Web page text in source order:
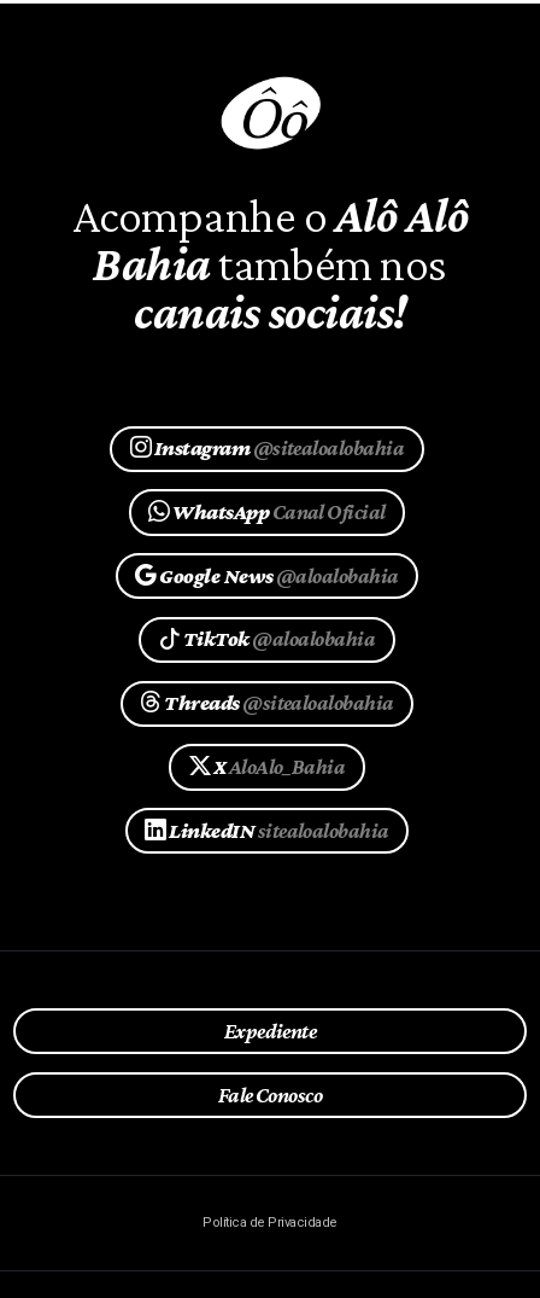
Acompanhe oAlô Alô
Bahiatambém nos
canais sociais!
Instagram@sitealoalobahia
WhatsAppCanal Oficial
Google News@aloalobahia
TikTok@aloalobahia
Threads@sitealoalobahia
XAloAlo_Bahia
LinkedINsitealoalobahia
Expediente
Fale Conosco
Política de Privacidade